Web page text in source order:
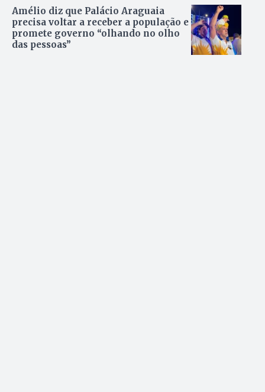
Amélio diz que Palácio Araguaia
precisa voltar a receber a população e
promete governo “olhando no olho
das pessoas”